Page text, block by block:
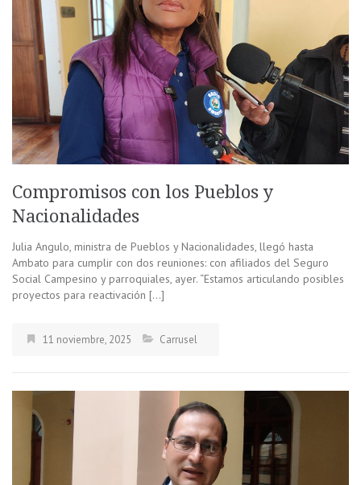
Compromisos con los Pueblos y
Nacionalidades
Julia Angulo, ministra de Pueblos y Nacionalidades, llegó hasta
Ambato para cumplir con dos reuniones: con afiliados del Seguro
Social Campesino y parroquiales, ayer. “Estamos articulando posibles
proyectos para reactivación […]
11 noviembre, 2025 Carrusel